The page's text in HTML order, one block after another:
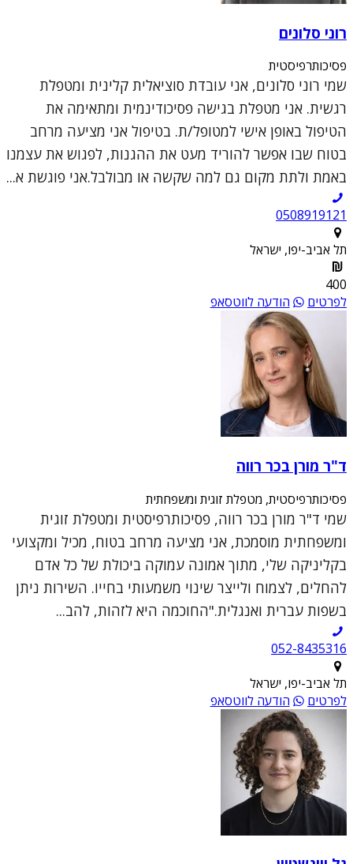
רוני סלונים
פסיכותרפיסטית
שמי רוני סלונים, אני עובדת סוציאלית קלינית ומטפלת
רגשית. אני מטפלת בגישה פסיכודינמית ומתאימה את
הטיפול באופן אישי למטופל/ת. בטיפול אני מציעה מרחב
בטוח שבו אפשר להוריד מעט את ההגנות, לפגוש את עצמנו
באמת ולתת מקום גם למה שקשה או מבולבל.אני פוגשת א...
0508919121
תל אביב-יפו, ישראל
400
לפרטים
הודעה לווטסאפ
ד"ר מורן בכר רווה
פסיכותרפיסטית, מטפלת זוגית ומשפחתית
שמי ד"ר מורן בכר רווה, פסיכותרפיסטית ומטפלת זוגית
ומשפחתית מוסמכת, אני מציעה מרחב בטוח, מכיל ומקצועי
בקליניקה שלי, מתוך אמונה עמוקה ביכולת של כל אדם
להחלים, לצמוח ולייצר שינוי משמעותי בחייו. השירות ניתן
בשפות עברית ואנגלית."החוכמה היא לזהות, להב...
052-8435316
תל אביב-יפו, ישראל
לפרטים
הודעה לווטסאפ